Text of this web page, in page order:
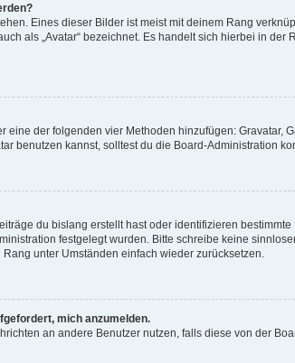
Eines dieser Bilder ist meist mit deinem Rang
als „Avatar“ bezeichnet. Es handelt sich hierbei in
eine der folgenden vier Methoden hinzufügen: Gravatar,
benutzen kannst, solltest du die Board-Administration
du bislang erstellt hast oder identifizieren
festgelegt wurden. Bitte schreibe keine
unter Umständen einfach wieder zurücksetzen.
mich anzumelden.
an andere Benutzer nutzen, falls diese von der